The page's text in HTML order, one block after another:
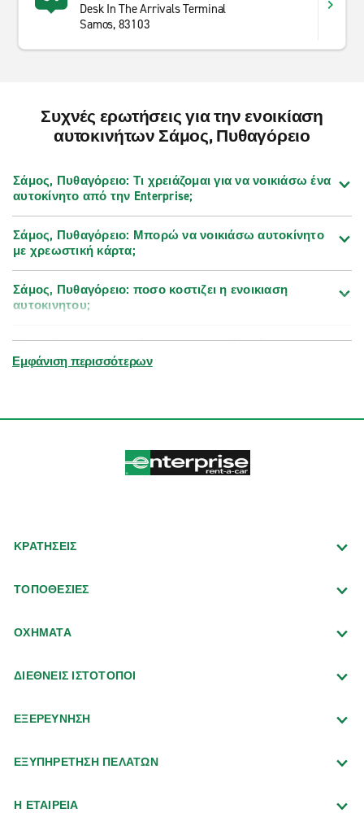
Desk In The Arrivals Terminal
Samos, 83103
Συχνές ερωτήσεις για την ενοικίαση
αυτοκινήτων Σάμος, Πυθαγόρειο
Σάμος, Πυθαγόρειο: Τι χρειάζομαι για να νοικιάσω ένα
αυτοκίνητο από την Enterprise;
Σάμος, Πυθαγόρειο: Μπορώ να νοικιάσω αυτοκίνητο
με χρεωστική κάρτα;
Σάμος, Πυθαγόρειο: ποσο κοστιζει η ενοικιαση
αυτοκινητου;
Μπορώ να τροποποιήσω, να παρατείνω ή να
ακυρώσω την κράτησή μου;
Εμφάνιση περισσότερων
ΚΡΑΤΗΣΕΙΣ
ΤΟΠΟΘΕΣΙΕΣ
ΟΧΗΜΑΤΑ
ΔΙΕΘΝΕΙΣ ΙΣΤΟΤΟΠΟΙ
ΕΞΕΡΕΥΝΗΣΗ
ΕΞΥΠΗΡΕΤΗΣΗ ΠΕΛΑΤΩΝ
Η ΕΤΑΙΡΕΙΑ